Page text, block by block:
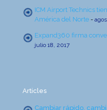
ICM Airport Technics
América del Norte -
Expand360 firma
julio 18, 2017
Articles
Cambiar rápido,